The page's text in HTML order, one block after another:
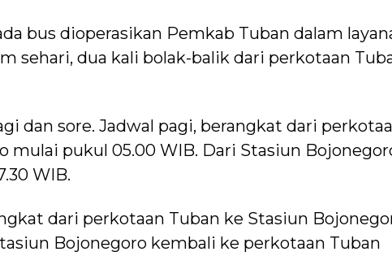
bus dioperasikan Pemkab Tuban dalam
sehari, dua kali bolak-balik dari perkotaan
dan sore. Jadwal pagi, berangkat dari
mulai pukul 05.00 WIB. Dari Stasiun
WIB.
dari perkotaan Tuban ke Stasiun
Bojonegoro kembali ke perkotaan Tuban